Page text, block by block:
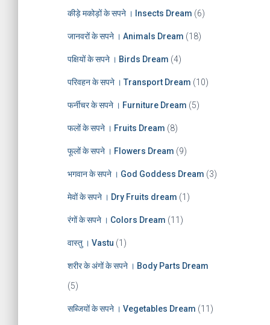
कीड़े मकोड़ों के सपने । Insects Dream (6)
जानवरों के सपने । Animals Dream (18)
पक्षियों के सपने । Birds Dream (4)
परिवहन के सपने । Transport Dream (10)
फर्नीचर के सपने । Furniture Dream (5)
फलों के सपने । Fruits Dream (8)
फूलों के सपने । Flowers Dream (9)
भगवान के सपने । God Goddess Dream (3)
मेवों के सपने । Dry Fruits dream (1)
रंगों के सपने । Colors Dream (11)
वास्तु । Vastu (1)
शरीर के अंगों के सपने । Body Parts Dream
(5)
सब्जियों के सपने । Vegetables Dream (11)